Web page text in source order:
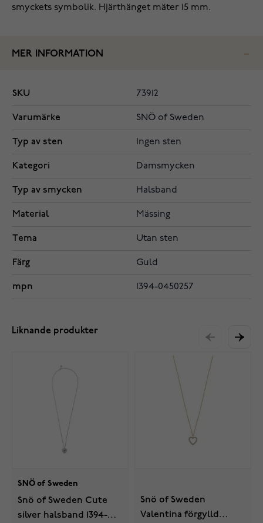
smyckets symbolik. Hjärthänget mäter 15 mm.
MER INFORMATION
SKU 73912
Varumärke SNÖ of Sweden
Typ av sten Ingen sten
Kategori Damsmycken
Typ av smycken Halsband
Material Mässing
Tema Utan sten
Färg Guld
mpn 1394-0450257
Liknande produkter
SNÖ of Sweden
Snö of Sweden Cute
silver halsband 1394-
Snö of Sweden
Valentina förgylld